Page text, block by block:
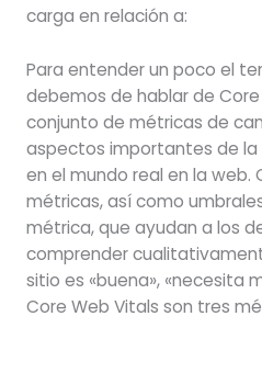
carga en relación a:
Para entender un poco el
debemos de hablar de
conjunto de métricas de
aspectos importantes de la
en el mundo real en la web.
métricas, así como
métrica, que ayudan a los
comprender
sitio es «buena», «necesita
Core Web Vitals son tres